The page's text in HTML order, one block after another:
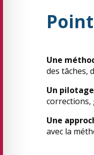
Une
des tâches,
Un
corrections,
Une
avec la